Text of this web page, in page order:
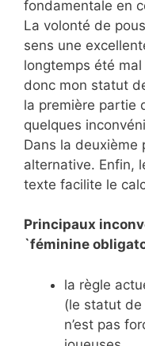
fondamentale en
La volonté de
sens une
longtemps été mal
donc mon statut
la première partie
quelques
Dans la deuxième
alternative. Enfin,
texte facilite le
Principaux
`féminine
la règle
(le statut de
n’est pas